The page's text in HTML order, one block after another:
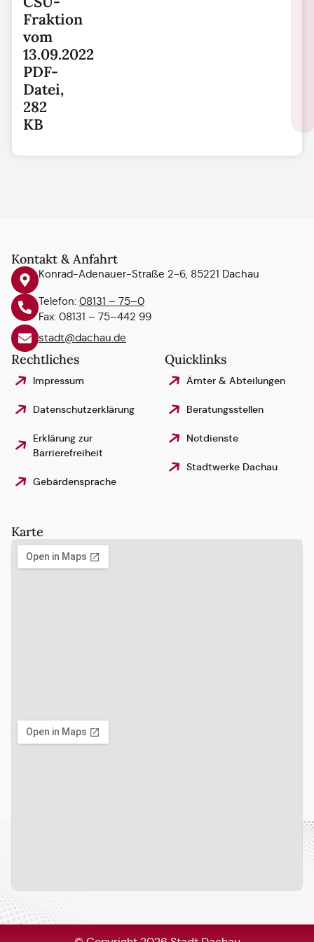
Fraktion
vom
13.09.2022
PDF-
Datei,
282
KB
Kontakt & Anfahrt
Konrad-Adenauer-Straße 2-6, 85221 Dachau
Telefon: 08131 – 75–0
Fax: 08131 – 75–442 99
stadt@dachau.de
Rechtliches
Impressum
Datenschutzerklärung
Erklärung zur
Barrierefreiheit
Gebärdensprache
Quicklinks
Ämter & Abteilungen
Beratungsstellen
Notdienste
Stadtwerke Dachau
Karte